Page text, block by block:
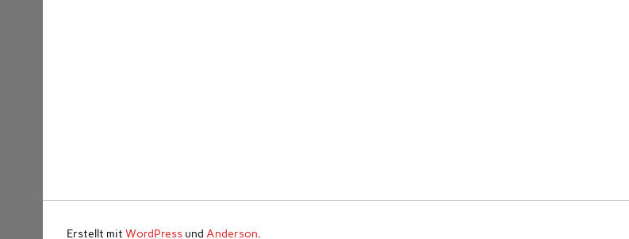
Erstellt mitWordPress und Anderson